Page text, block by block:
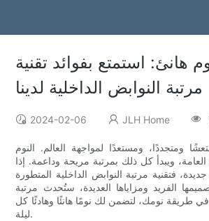
هانئ: استمتع بفوائد تقنية
مرتبة النوابض الداخلية لدينا
2024-02-06 JLH Home
ومتجددًا، ومستعدًا لمواجهة العالم. النوم
ويبدأ كل ذلك بمرتبة مريحة وداعمة. إذا
فتقنية مرتبة النوابض الداخلية المتطورة
الفريد ومزاياها العديدة، ستُحدث مرتبة
في طريقة نومك، لتضمن لك نومًا هانئًا وهادئًا كل
ليلة.